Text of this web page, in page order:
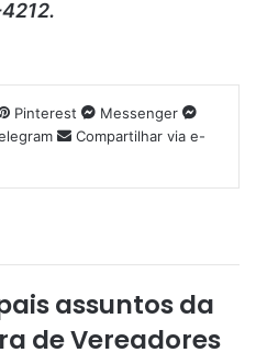
Pinterest
Messenger
Compartilhar via e-
assuntos da
de Vereadores